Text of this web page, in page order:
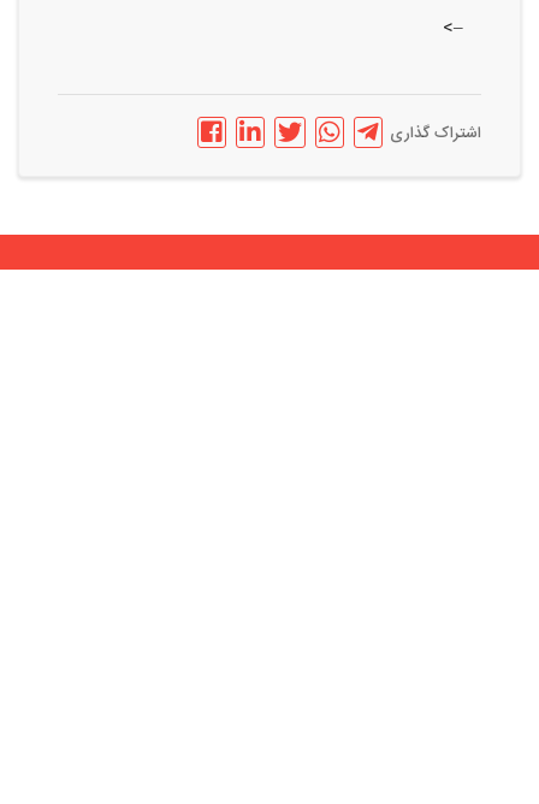
–>
اشتراک گذاری